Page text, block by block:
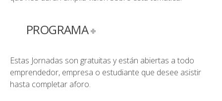
PROGRAMA
Estas Jornadas son gratuitas y están abiertas a todo
emprendedor, empresa o estudiante que desee asistir
hasta completar aforo.